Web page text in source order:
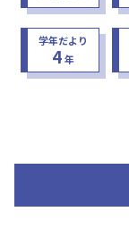
学年だより
4年